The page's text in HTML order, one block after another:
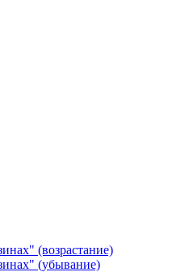
(возрастание)
(убывание)